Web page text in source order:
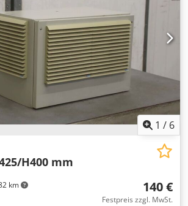
1 / 6
km
H400 mm
140 €
Festpreis zzgl. MwSt.